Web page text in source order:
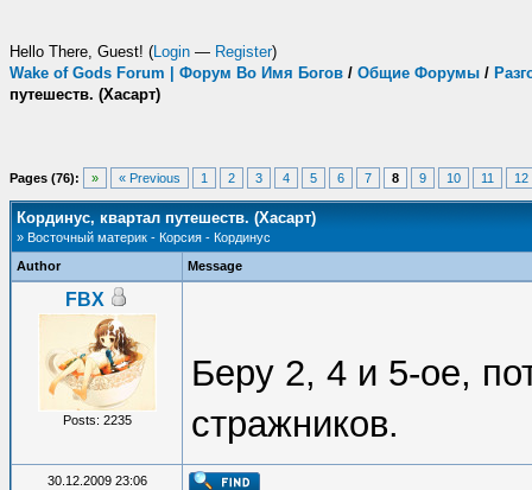
Hello There, Guest! (Login — Register)
Wake of Gods Forum | Форум Во Имя Богов / Общие Форумы /
путешеств. (Хасарт)
Pages (76): » « Previous 1 2 3 4 5 6 7 8 9 10 11 12
Кординус, квартал путешеств. (Хасарт)
» Восточный материк - Корсия - Кординус
Author
Message
FBX
Posts: 2235
Беру 2, 4 и 5-ое,
стражников.
30.12.2009 23:06